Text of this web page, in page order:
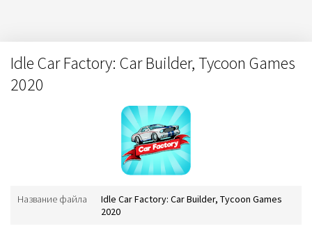
Idle Car Factory: Car Builder, Tycoon Games
2020
Название файла
Idle Car Factory: Car Builder, Tycoon Games
2020